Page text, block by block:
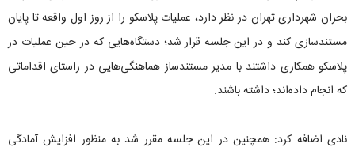
بحران شهرداری تهران در نظر دارد، عملیات پلاسکو را از روز اول واقعه تا پایان
مستندسازی کند و در این جلسه قرار شد؛ دستگاه‌هایی که در حین عملیات در
پلاسکو همکاری داشتند با مدیر مستندساز هماهنگی‌هایی در راستای اقداماتی
که انجام داده‌اند؛ داشته باشند.
نادی اضافه کرد: همچنین در این جلسه مقرر شد به منظور افزایش آمادگی